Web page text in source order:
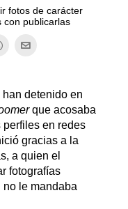
fotos de carácter
con publicarlas
detenido en
que acosaba
perfiles en redes
gracias a la
a quien el
fotografías
le mandaba